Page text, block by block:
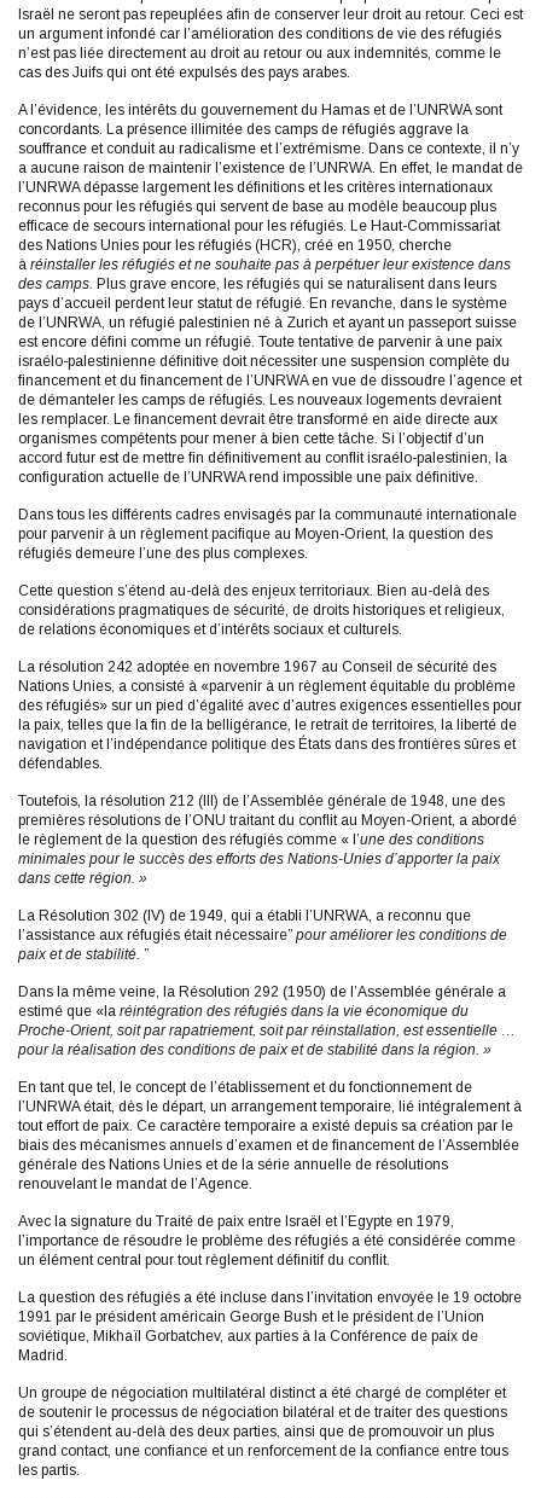
Israël ne seront pas repeuplées afin de conserver leur droit au retour. Ceci est
un argument infondé car l’amélioration des conditions de vie des réfugiés
n’est pas liée directement au droit au retour ou aux indemnités, comme le
cas des Juifs qui ont été expulsés des pays arabes.
A l’évidence, les intérêts du gouvernement du Hamas et de l’UNRWA sont
concordants. La présence illimitée des camps de réfugiés aggrave la
souffrance et conduit au radicalisme et l’extrémisme. Dans ce contexte, il n’y
a aucune raison de maintenir l’existence de l’UNRWA. En effet, le mandat de
l’UNRWA dépasse largement les définitions et les critères internationaux
reconnus pour les réfugiés qui servent de base au modèle beaucoup plus
efficace de secours international pour les réfugiés. Le Haut-Commissariat
des Nations Unies pour les réfugiés (HCR), créé en 1950, cherche
à réinstaller les réfugiés et ne souhaite pas à perpétuer leur existence dans
des camps. Plus grave encore, les réfugiés qui se naturalisent dans leurs
pays d’accueil perdent leur statut de réfugié. En revanche, dans le système
de l’UNRWA, un réfugié palestinien né à Zurich et ayant un passeport suisse
est encore défini comme un réfugié. Toute tentative de parvenir à une paix
israélo-palestinienne définitive doit nécessiter une suspension complète du
financement et du financement de l’UNRWA en vue de dissoudre l’agence et
de démanteler les camps de réfugiés. Les nouveaux logements devraient
les remplacer. Le financement devrait être transformé en aide directe aux
organismes compétents pour mener à bien cette tâche. Si l’objectif d’un
accord futur est de mettre fin définitivement au conflit israélo-palestinien, la
configuration actuelle de l’UNRWA rend impossible une paix définitive.
Dans tous les différents cadres envisagés par la communauté internationale
pour parvenir à un règlement pacifique au Moyen-Orient, la question des
réfugiés demeure l’une des plus complexes.
Cette question s’étend au-delà des enjeux territoriaux. Bien au-delà des
considérations pragmatiques de sécurité, de droits historiques et religieux,
de relations économiques et d’intérêts sociaux et culturels.
La résolution 242 adoptée en novembre 1967 au Conseil de sécurité des
Nations Unies, a consisté à «parvenir à un règlement équitable du problème
des réfugiés» sur un pied d’égalité avec d’autres exigences essentielles pour
la paix, telles que la fin de la belligérance, le retrait de territoires, la liberté de
navigation et l’indépendance politique des États dans des frontières sûres et
défendables.
Toutefois, la résolution 212 (III) de l’Assemblée générale de 1948, une des
premières résolutions de l’ONU traitant du conflit au Moyen-Orient, a abordé
le règlement de la question des réfugiés comme « l’une des conditions
minimales pour le succès des efforts des Nations-Unies d’apporter la paix
dans cette région. »
La Résolution 302 (IV) de 1949, qui a établi l’UNRWA, a reconnu que
l’assistance aux réfugiés était nécessaire” pour améliorer les conditions de
paix et de stabilité. ”
Dans la même veine, la Résolution 292 (1950) de l’Assemblée générale a
estimé que «la réintégration des réfugiés dans la vie économique du
Proche-Orient, soit par rapatriement, soit par réinstallation, est essentielle …
pour la réalisation des conditions de paix et de stabilité dans la région. »
En tant que tel, le concept de l’établissement et du fonctionnement de
l’UNRWA était, dès le départ, un arrangement temporaire, lié intégralement à
tout effort de paix. Ce caractère temporaire a existé depuis sa création par le
biais des mécanismes annuels d’examen et de financement de l’Assemblée
générale des Nations Unies et de la série annuelle de résolutions
renouvelant le mandat de l’Agence.
Avec la signature du Traité de paix entre Israël et l’Egypte en 1979,
l’importance de résoudre le problème des réfugiés a été considérée comme
un élément central pour tout règlement définitif du conflit.
La question des réfugiés a été incluse dans l’invitation envoyée le 19 octobre
1991 par le président américain George Bush et le président de l’Union
soviétique, Mikhaïl Gorbatchev, aux parties à la Conférence de paix de
Madrid.
Un groupe de négociation multilatéral distinct a été chargé de compléter et
de soutenir le processus de négociation bilatéral et de traiter des questions
qui s’étendent au-delà des deux parties, ainsi que de promouvoir un plus
grand contact, une confiance et un renforcement de la confiance entre tous
les partis.